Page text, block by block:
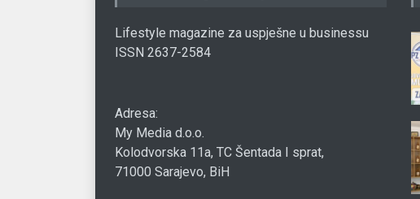
Lifestyle magazine za uspješne u businessu
ISSN 2637-2584
Adresa:
My Media d.o.o.
Kolodvorska 11a, TC Šentada I sprat,
71000 Sarajevo, BiH